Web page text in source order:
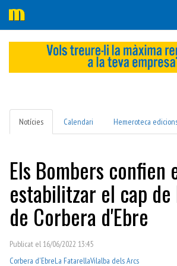
Notícies Calendari Hemeroteca
Els Bombers confien
estabilitzar el cap
de Corbera d'Ebre
Publicat el 16/06/2022 13:45
Corbera d'EbreLa FatarellaVilalba dels Arcs